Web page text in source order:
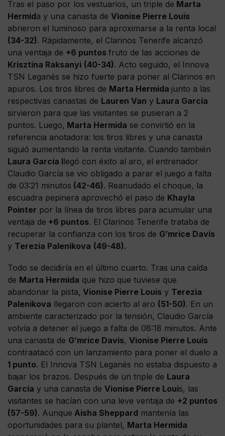
Tras el paso por los vestuarios, un triple de Marta
Hermida y una canasta de Vionise Pierre Louis
abrieron el luminoso para aproximarse a la renta local
(34-32). Rápidamente, el Clarinos Tenerife alcanzó
una ventaja de +6 puntos fruto de las acciones de
Krisztina Raksanyi (40-34). Acto seguido, el Innova
TSN Leganés se hizo fuerte para poner al Clarinos en
apuros. Los tiros libres de Marta Hermida junto a las
respectivas canastas de Lauren Van y Laura García
sirvieron para que las visitantes se pusieran a 2
puntos. Luego, Marta Hermida se convirtió en la
referencia anotadora: los tiros libres y una canasta
siguió aumentando la renta visitante. Cuando también
Laura García llegó con éxito al aro, el entrenador
Claudio García se vio obligado a parar el juego a falta
de 03:21 minutos (42-46). Reanudado el choque, la
escuadra pepinera aprovechó el paso de Khayla
Pointer por la línea de tiros libres para acumular una
ventaja de +6 puntos. El Clarinos Tenerife trataba de
recuperar la confianza con los tiros de G’mrice Davis
y Terezia Palenikova (49-48).
Todo se decidiría en el último cuarto. Tras una caída
de Marta Hermida que hizo que tuviese que
abandonar la pista, Vionise Pierre Louis y Terezia
Palenikova llegaron con acierto al aro (51-50). En un
ambiente caracterizado por la tensión, Claudio García
volvía a detener el juego a falta de 08:18 minutos. Ante
una canasta de G’mrice Davis, Vionise Pierre Louis
contraatacó con un lanzamiento para poner el duelo a
1 punto. El Innova TSN Leganés no estaba dispuesto a
bajar los brazos. Después de un triple de Laura
García y una canasta de Vionise Pierre Louis, las
visitantes se hacían con una leve ventaja de +2 puntos
(57-59). Aunque Aisha Sheppard mantenía las
oportunidades para su plantel, Marta Hermida